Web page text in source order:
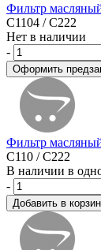
Фильтр
C1104 / C222
Нет в наличии
-
Фильтр
C110 / C222
В наличии в
-